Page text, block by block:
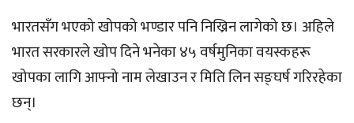
भारतसँग भएको खोपको भण्डार पनि निख्रिन लागेको छ। अहिले
भारत सरकारले खोप दिने भनेका ४५ वर्षमुनिका वयस्कहरू
खोपका लागि आफ्नो नाम लेखाउन र मिति लिन सङ्घर्ष गरिरहेका
छन्।